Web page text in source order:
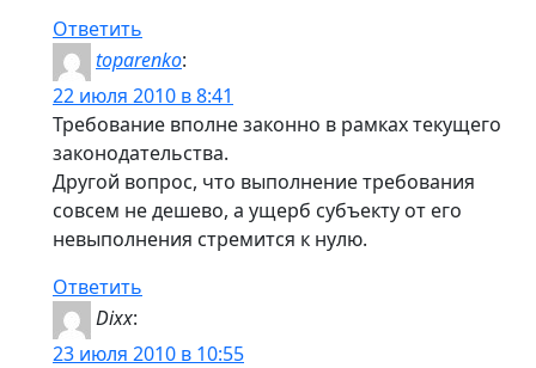
Ответить
toparenko:
22 июля 2010 в 8:41
Требование вполне законно в рамках текущего
законодательства.
Другой вопрос, что выполнение требования
совсем не дешево, а ущерб субъекту от его
невыполнения стремится к нулю.
Ответить
Dixx:
23 июля 2010 в 10:55